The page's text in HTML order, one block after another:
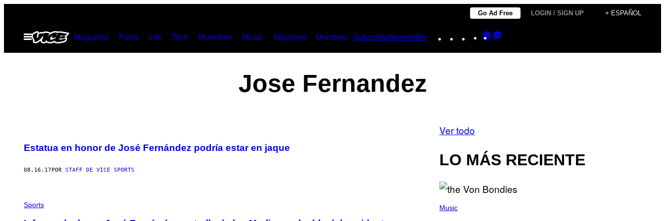
contenido
Go Ad Free LOGIN / SIGN UP + ESPAÑOL
Abrir
Menú
Magazine Pulse Life Tech Munchies Music Waypoint Members SubscribeNewsletter Instagram
TikTokYouTube
Google
Jose Fernandez
Estatua en honor de José Fernández podría estar en jaque
08.16.17POR STAFF DE VICE SPORTS
Sports
Ver todo
LO MÁS RECIENTE
H
Music